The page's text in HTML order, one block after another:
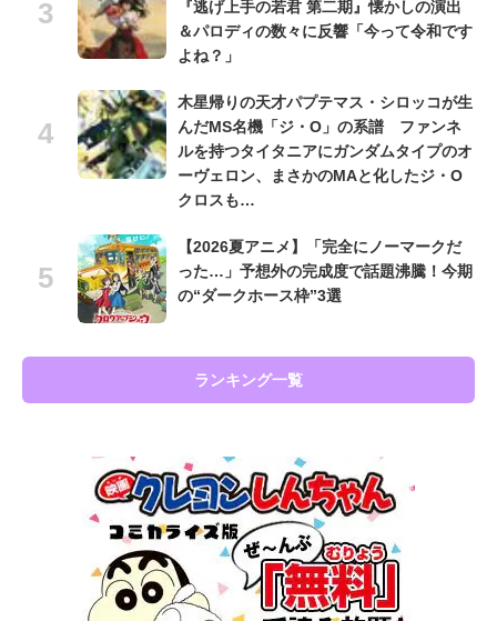
『逃げ上手の若君 第二期』懐かしの演出
＆パロディの数々に反響「今って令和です
よね？」
木星帰りの天才パプテマス・シロッコが生
んだMS名機「ジ・O」の系譜 ファンネ
ルを持つタイタニアにガンダムタイプのオ
ーヴェロン、まさかのMAと化したジ・O
クロスも…
【2026夏アニメ】「完全にノーマークだ
った…」予想外の完成度で話題沸騰！今期
の“ダークホース枠”3選
ランキング一覧